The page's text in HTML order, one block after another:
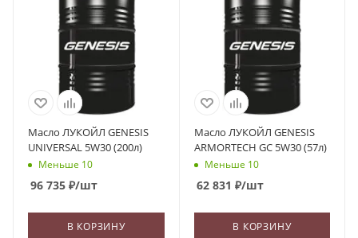
Масло ЛУКОЙЛ GENESIS
UNIVERSAL 5W30 (200л)
Меньше 10
96 735 ₽/шт
В КОРЗИНУ
Масло ЛУКОЙЛ GENESIS
ARMORTECH GC 5W30 (57л)
Меньше 10
62 831 ₽/шт
В КОРЗИНУ